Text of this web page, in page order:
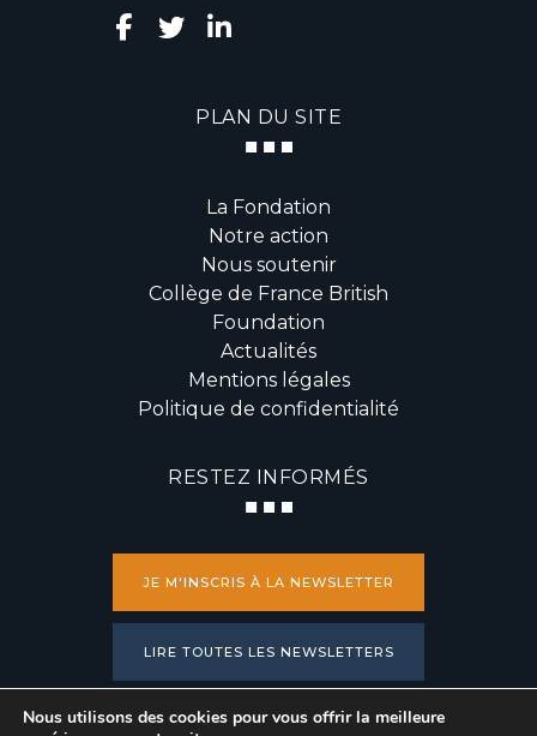
PLAN DU SITE
La Fondation
Notre action
Nous soutenir
Collège de France British
Foundation
Actualités
Mentions légales
Politique de confidentialité
RESTEZ INFORMÉS
JE M'INSCRIS À LA NEWSLETTER
LIRE TOUTES LES NEWSLETTERS
PRESSE
Nous utilisons des cookies pour vous offrir la meilleure